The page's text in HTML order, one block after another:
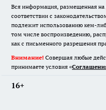
Вся информация, размещенная на
соответствии с
подлежит использованию кем-
том числе воспроизведению,
как с письменного разрешения
Внимание! Совершая любые
принимаете условия «
16+